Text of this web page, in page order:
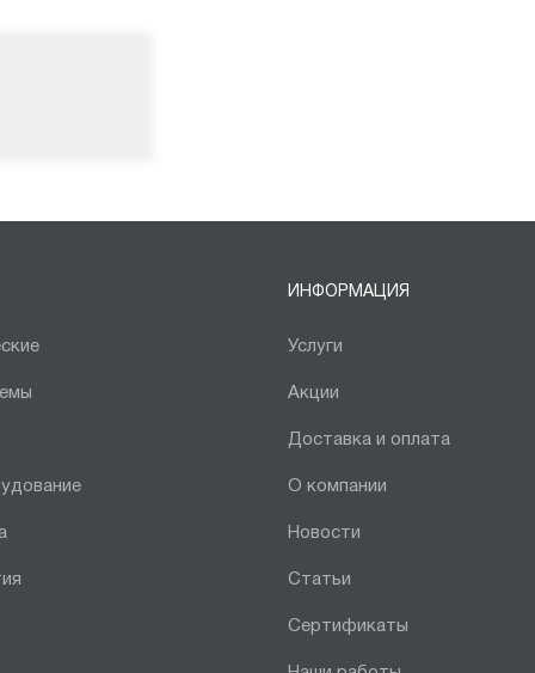
ИНФОРМАЦИЯ
Услуги
Акции
Доставка и оплата
О компании
Новости
Статьи
Сертификаты